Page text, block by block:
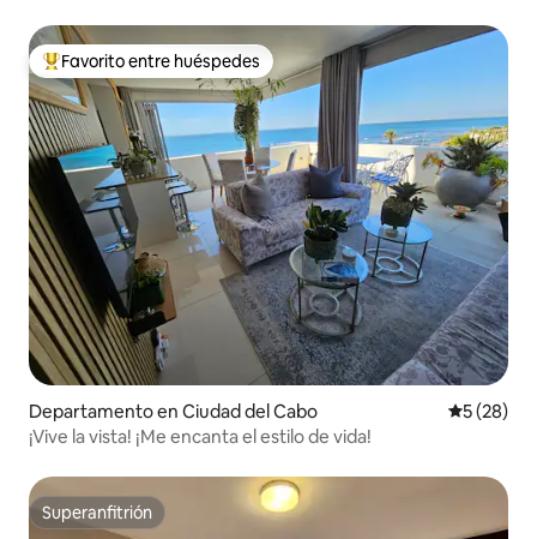
De los mejores en Favorito entre huéspedes
Favorito entre huéspedes
Departamento en Ciudad del Cabo
5 (28)
¡Vive la vista! ¡Me encanta el estilo de vida!
Superanfitrión
Superanfitrión